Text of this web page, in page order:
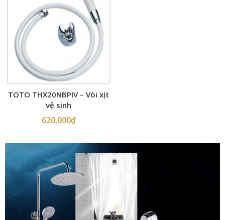
TOTO THX20NBPIV – Vòi xịt
vệ sinh
620,000₫